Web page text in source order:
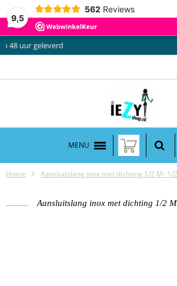
9,5
562 Reviews
MENU
Home Aansluitslang inox met dichting 1/2 M- 1/
Aansluitslang inox met dichting 1/2